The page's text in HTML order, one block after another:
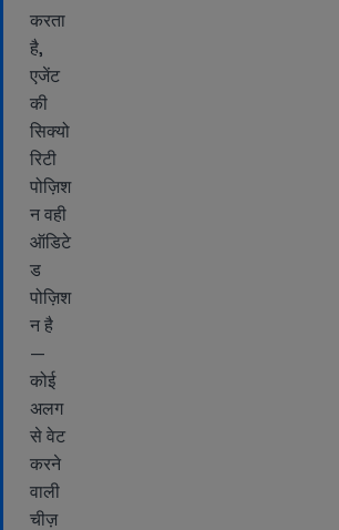
करता
है,
एजेंट
की
सिक्यो
रिटी
पोज़िश
न वही
ऑडिटे
ड
पोज़िश
न है
—
कोई
अलग
से वेट
करने
वाली
चीज़